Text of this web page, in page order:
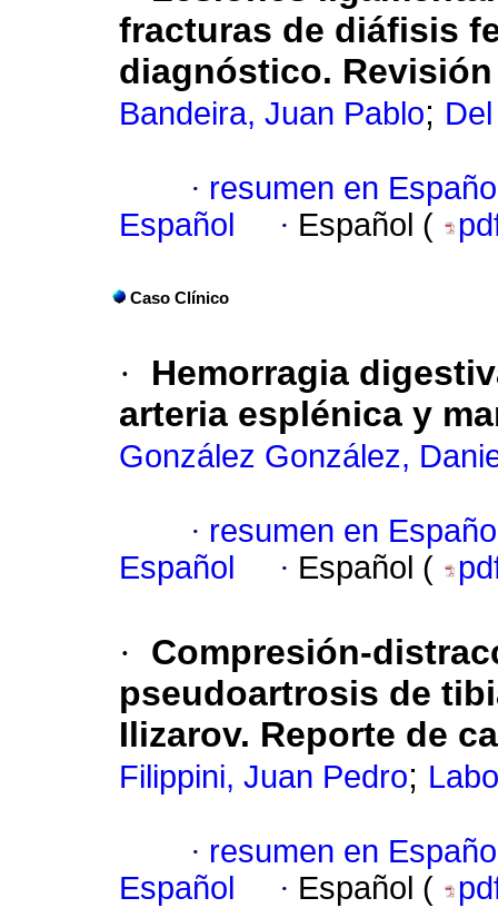
fracturas de diáfisis
diagnóstico.
Bandeira, Juan Pablo;
· resumen en
Español
· Español (
Caso Clínico
·
Hemorragia
arteria esplénica y
González González,
· resumen en
Español
· Español (
·
Compresión-
pseudoartrosis de
Ilizarov. Reporte de
Filippini, Juan Pedro;
· resumen en
Español
· Español (